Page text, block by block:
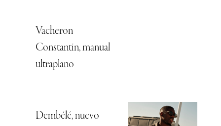
Vacheron
Constantin, manual
ultraplano
Dembélé, nuevo